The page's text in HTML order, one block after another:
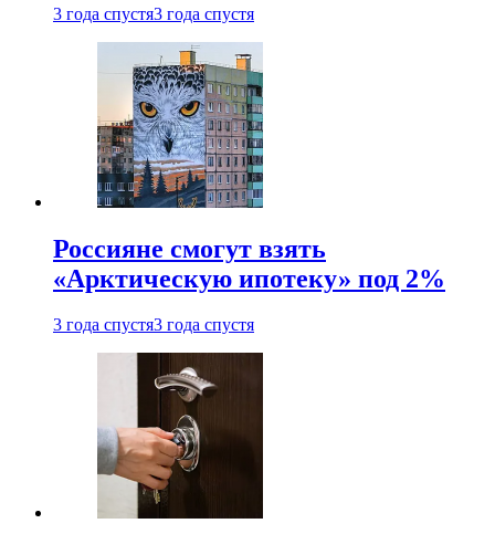
3 года спустя3 года спустя
Россияне смогут взять
«Арктическую ипотеку» под 2%
3 года спустя3 года спустя